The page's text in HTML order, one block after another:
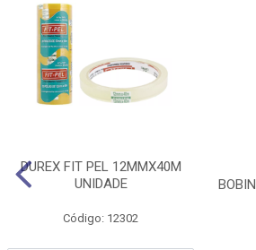
DUREX FIT PEL 12MMX40M
UNIDADE
Código: 12302